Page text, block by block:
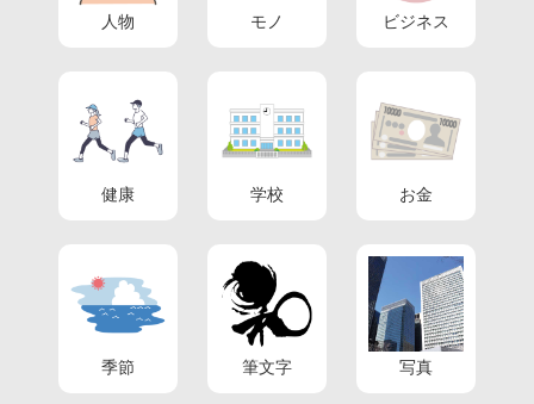
人物 モノ ビジネス
健康 学校 お金
季節 筆文字 写真